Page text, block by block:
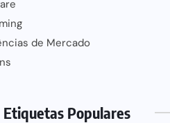
de Mercado
Etiquetas Populares